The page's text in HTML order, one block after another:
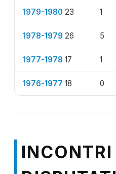
1979-1980 23 1
1978-1979 26 5
1977-1978 17 1
1976-1977 18 0
INCONTRI